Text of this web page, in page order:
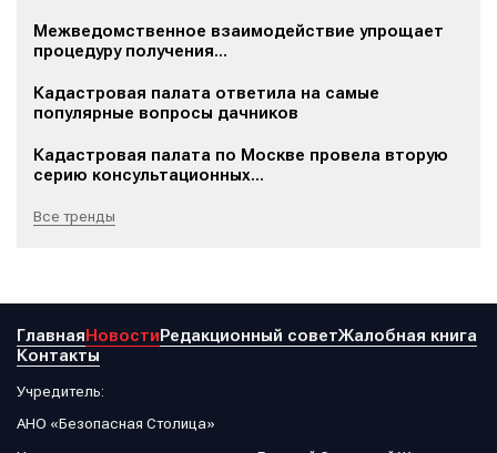
Межведомственное взаимодействие упрощает
процедуру получения...
Кадастровая палата ответила на самые
популярные вопросы дачников
Кадастровая палата по Москве провела вторую
серию консультационных...
Все тренды
ГлавнаяНовостиРедакционный советЖалобная книга
Контакты
Учредитель:
АНО «Безопасная Столица»